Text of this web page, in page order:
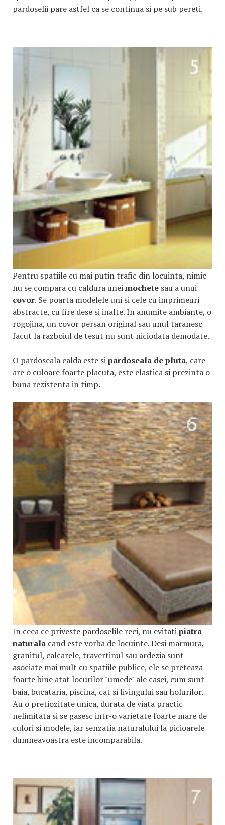
pardoselii pare astfel ca se continua si pe sub pereti.
Pentru spatiile cu mai putin trafic din locuinta, nimic
nu se compara cu caldura uneimochete sau a unui
covor. Se poarta modelele uni si cele cu imprimeuri
abstracte, cu fire dese si inalte. In anumite ambiante, o
rogojina, un covor persan original sau unul taranesc
facut la razboiul de tesut nu sunt niciodata demodate.
O pardoseala calda este sipardoseala de pluta, care
are o culoare foarte placuta, este elastica si prezinta o
buna rezistenta in timp.
In ceea ce priveste pardoselile reci, nu evitatipiatra
naturala cand este vorba de locuinte. Desi marmura,
granitul, calcarele, travertinul sau ardezia sunt
asociate mai mult cu spatiile publice, ele se preteaza
foarte bine atat locurilor "umede" ale casei, cum sunt
baia, bucataria, piscina, cat si livingului sau holurilor.
Au o pretiozitate unica, durata de viata practic
nelimitata si se gasesc intr-o varietate foarte mare de
culori si modele, iar senzatia naturalului la picioarele
dumneavoastra este incomparabila.